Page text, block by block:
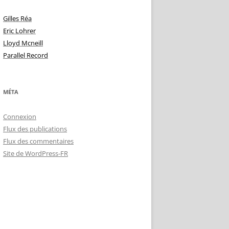
Gilles Réa
Eric Lohrer
Lloyd Mcneill
Parallel Record
MÉTA
Connexion
Flux des publications
Flux des commentaires
Site de WordPress-FR